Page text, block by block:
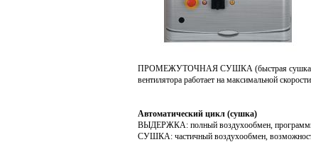
ПРОМЕЖУТОЧНАЯ СУШКА (быстрая сушка
вентилятора работает на максимальной
Автоматический цикл (сушка)
ВЫДЕРЖКА: полный воздухообмен,
СУШКА: частичный воздухообмен, возможность